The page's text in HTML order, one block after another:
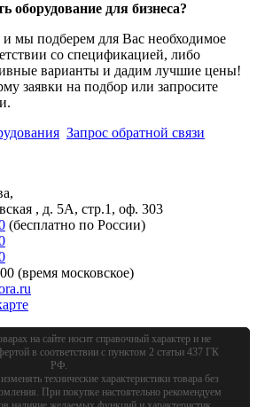
оборудование для бизнеса?
и мы подберем для Вас необходимое
со спецификацией, либо
варианты и дадим лучшие цены!
заявки на подбор или запросите
Запрос обратной связи
, д. 5А, стр.1, оф. 303
(бесплатно по России)
(время московское)
на сайте носит справочный характер и не
в соответствии с пунктом 2 статьи 437 ГК
РФ.
технические характеристики товара без
При покупке настоятельно рекомендуем